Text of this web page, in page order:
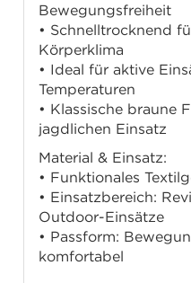
Bewegungsfreiheit
• Schnelltrocknend
Körperklima
• Ideal für aktive
Temperaturen
• Klassische braune
jagdlichen Einsatz
Material & Einsatz:
• Funktionales
• Einsatzbereich:
Outdoor-Einsätze
• Passform:
komfortabel